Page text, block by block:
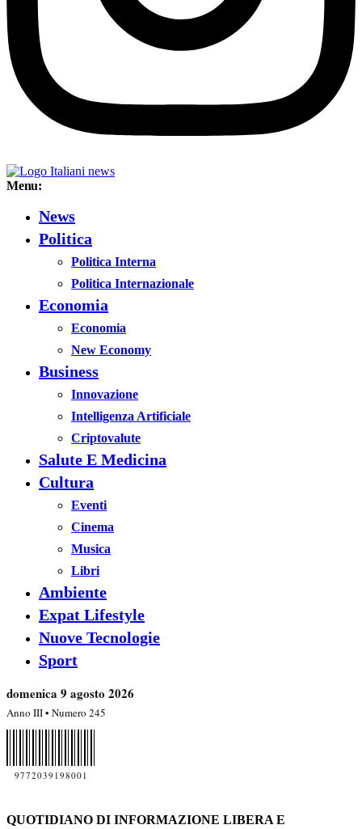
Menu:
News
Politica
Politica Interna
Politica Internazionale
Economia
Economia
New Economy
Business
Innovazione
Intelligenza Artificiale
Criptovalute
Salute E Medicina
Cultura
Eventi
Cinema
Musica
Libri
Ambiente
Expat Lifestyle
Nuove Tecnologie
Sport
domenica 9 agosto 2026
Anno III • Numero 245
9772039198001
QUOTIDIANO DI INFORMAZIONE LIBERA E